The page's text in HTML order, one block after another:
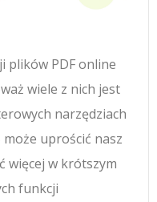
plików PDF online
wiele z nich jest
narzędziach
może uprościć nasz
więcej w krótszym
funkcji